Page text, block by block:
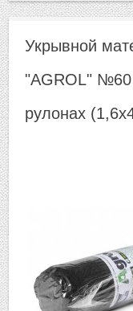
Укрывной
"AGROL"
рулонах